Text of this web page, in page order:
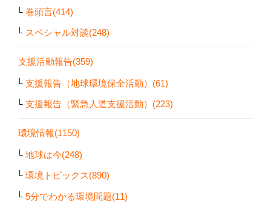
巻頭言(414)
スペシャル対談(248)
支援活動報告(359)
支援報告（地球環境保全活動）(61)
支援報告（緊急人道支援活動）(223)
環境情報(1150)
地球は今(248)
環境トピックス(890)
5分でわかる環境問題(11)